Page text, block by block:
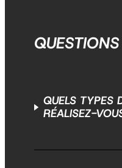
QUELS TYPES
RÉALISEZ-